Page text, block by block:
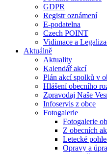
GDPR
Registr oznámení
E-podatelna
Czech POINT
Vidimace a
Aktuálně
Aktuality
Kalendář akcí
Plán akcí spolků v
Hlášení obecního
Zpravodaj Naše
Infoservis z obce
Fotogalerie
Fotogalerie
Z obecních
Letecké
Opravy a